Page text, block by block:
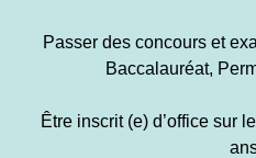
Passer des concours et
Baccalauréat,
Être inscrit (e) d’office sur